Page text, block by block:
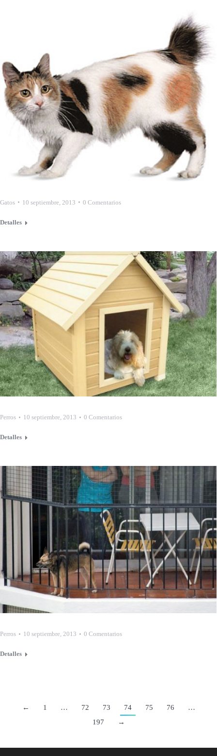
Gatos 10 septiembre, 2013 0 Comentarios
Detalles
Perros 10 septiembre, 2013 0 Comentarios
Detalles
Perros 10 septiembre, 2013 0 Comentarios
Detalles
← 1 … 72 73 74 75 76
…
197
→